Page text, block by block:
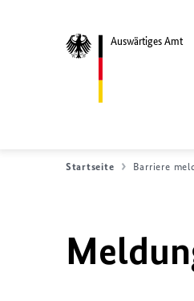
Auswärtiges Amt
Startseite Barriere